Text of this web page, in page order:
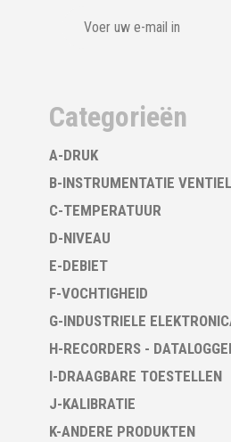
Categorieën
A-DRUK
B-INSTRUMENTATIE
C-TEMPERATUUR
D-NIVEAU
E-DEBIET
F-VOCHTIGHEID
G-INDUSTRIELE
H-RECORDERS -
I-DRAAGBARE TOESTELLEN
J-KALIBRATIE
K-ANDERE PRODUKTEN